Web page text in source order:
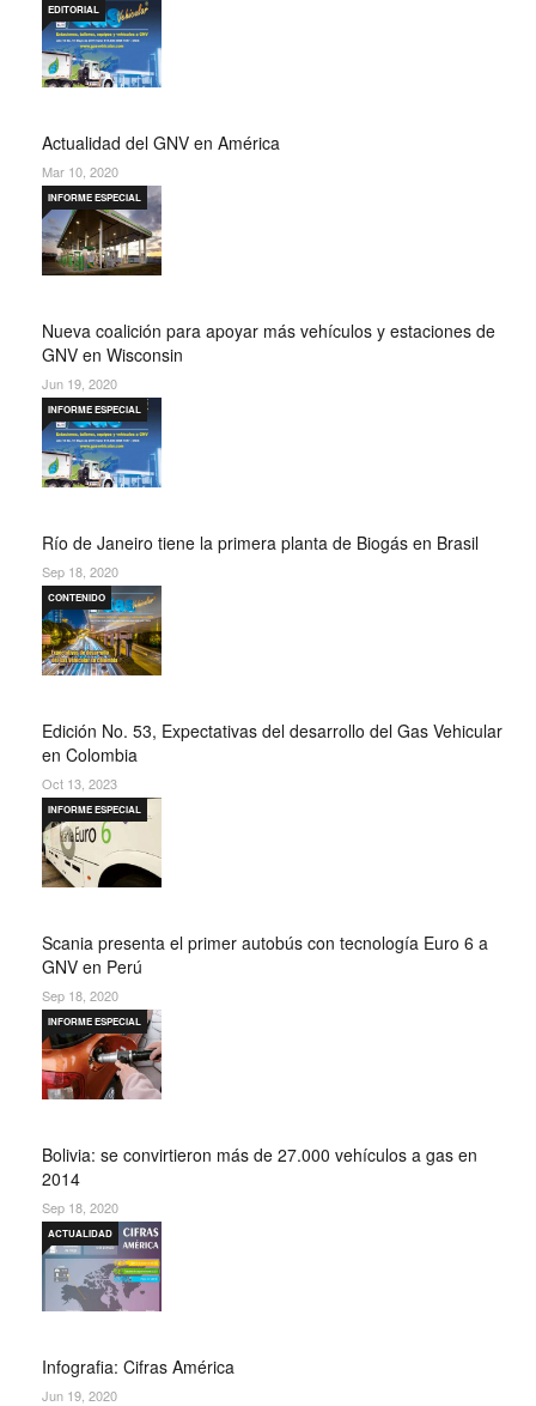
Actualidad del GNV en América
EDITORIAL
Mar 10, 2020
Nueva coalición para apoyar más vehículos y estaciones de
GNV en Wisconsin
INFORME ESPECIAL
Jun 19, 2020
Río de Janeiro tiene la primera planta de Biogás en Brasil
INFORME ESPECIAL
Sep 18, 2020
Edición No. 53, Expectativas del desarrollo del Gas Vehicular
en Colombia
CONTENIDO
Oct 13, 2023
Scania presenta el primer autobús con tecnología Euro 6 a
GNV en Perú
INFORME ESPECIAL
Sep 18, 2020
Bolivia: se convirtieron más de 27.000 vehículos a gas en
2014
INFORME ESPECIAL
Sep 18, 2020
Infografia: Cifras América
ACTUALIDAD
Jun 19, 2020